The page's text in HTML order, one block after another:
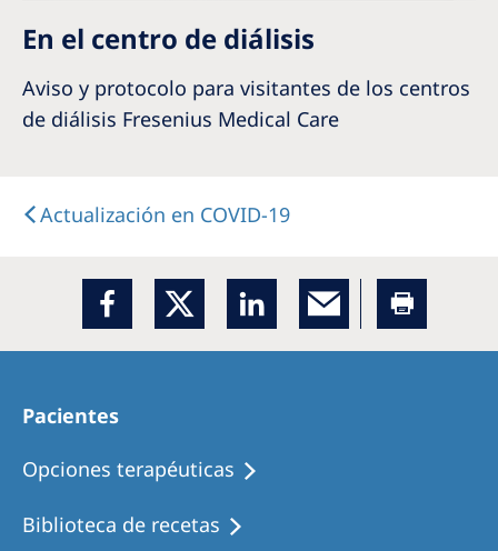
En el centro de diálisis
Aviso y protocolo para visitantes de los centros
de diálisis Fresenius Medical Care
Actualización en COVID-19
Pacientes
Opciones terapéuticas
Biblioteca de recetas